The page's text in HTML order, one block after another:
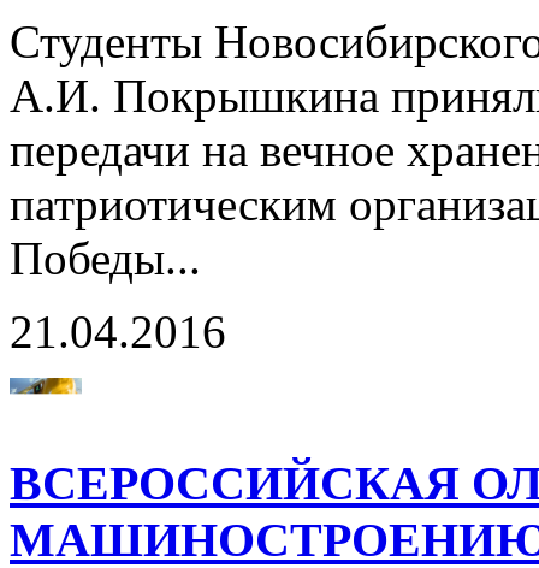
Студенты
А.И. Покрышкина
передачи на вечное
патриотическим
Победы...
21.04.2016
ВСЕРОССИЙСКАЯ